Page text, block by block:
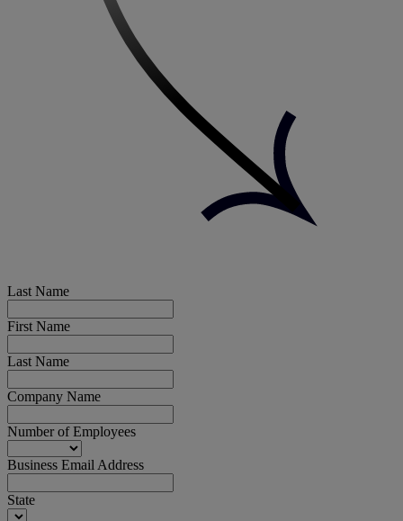
Last Name
First Name
Last Name
Company Name
Number of Employees
Business Email Address
State